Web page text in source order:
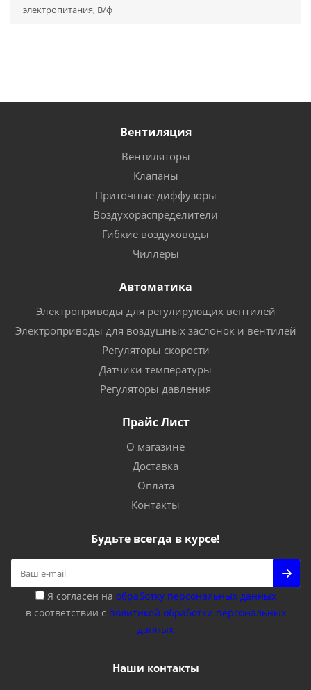
электропитания, В/ф
Вентиляция
Вентиляторы
Клапаны
Приточные диффузоры
Воздухораспределители
Гибкие воздуховоды
Чиллеры
Автоматика
Электроприводы для регулирующих вентилей
Электроприводы для воздушных заслонок и вентилей
Регуляторы скорости
Датчики температуры
Регуляторы давления
Прайс Лист
О магазине
Доставка
Оплата
Контакты
Будьте всегда в курсе!
Я согласен на обработку персональных данных
в соответствии с политикой обработки персональных
данных
Наши контакты